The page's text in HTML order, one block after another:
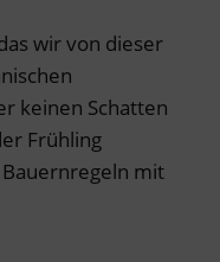
wir von dieser
keinen Schatten
Frühling
mit